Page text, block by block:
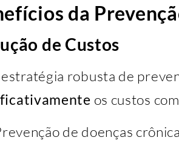
da
de Custos
robusta de
os custos
de doenças